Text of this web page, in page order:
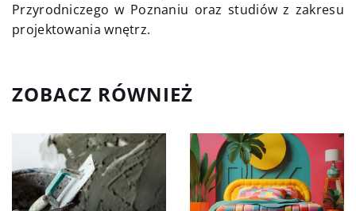
Przyrodniczego w Poznaniu oraz studiów z zakresu
projektowania wnętrz.
ZOBACZ RÓWNIEŻ